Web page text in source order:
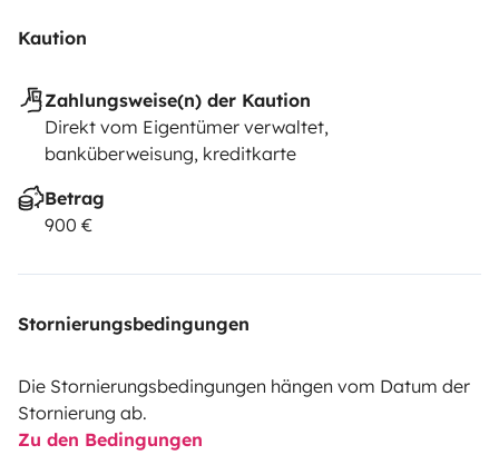
Kaution
Zahlungsweise(n) der Kaution
Direkt vom Eigentümer verwaltet,
banküberweisung, kreditkarte
Betrag
900 €
Stornierungsbedingungen
Die Stornierungsbedingungen hängen vom Datum der
Stornierung ab.
Zu den Bedingungen